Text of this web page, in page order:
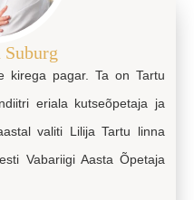
kirega pagar. Ta on Tartu
eriala kutseõpetaja ja
valiti Lilija Tartu linna
Vabariigi Aasta Õpetaja